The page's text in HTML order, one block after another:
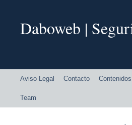
Daboweb |
Aviso Legal Contacto
Team